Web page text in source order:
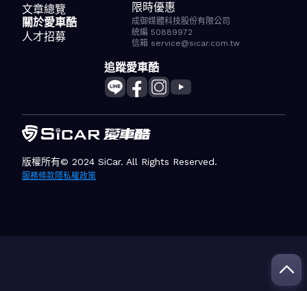
文章總覽
限時優惠
關於愛車酷
人才招募
成御媒體科技股份有限公司
統編 50889972
信箱 service@sicar.com.tw
追蹤愛車酷
版權所有© 2024 SiCar. All Rights Reserved.
服務條款隱私權政策